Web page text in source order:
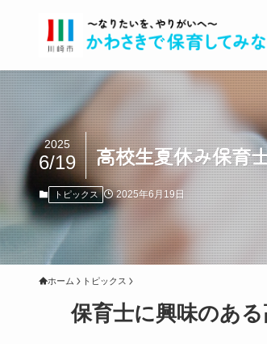
高校生夏休み保育
2025
6/19
トピックス 2025年6月19日
ホーム トピックス
保育士に興味のあ